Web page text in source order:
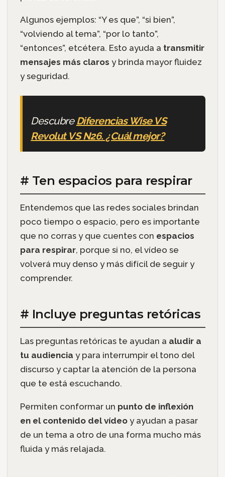
Algunos ejemplos: “Y es que”, “si bien”,
“volviendo al tema”, “por lo tanto”,
“entonces”, etcétera. Esto ayuda a transmitir
mensajes más claros y brinda mayor fluidez
y seguridad.
DescubreDiferencias Wise VS
Revolut VS N26. ¿Cuál mejor?
# Ten espacios para respirar
Entendemos que las redes sociales brindan
poco tiempo o espacio, pero es importante
que no corras y que cuentes con espacios
para respirar, porque si no, el vídeo se
volverá muy denso y más difícil de seguir y
comprender.
# Incluye preguntas retóricas
Las preguntas retóricas te ayudan a aludir a
tu audiencia y para interrumpir el tono del
discurso y captar la atención de la persona
que te está escuchando.
Permiten conformar un punto de inflexión
en el contenido del vídeo y ayudan a pasar
de un tema a otro de una forma mucho más
fluida y más relajada.